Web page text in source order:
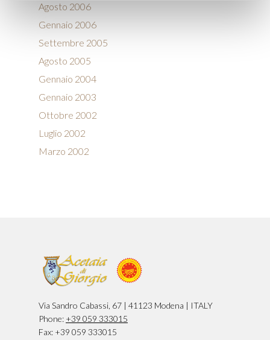
Agosto 2006
Gennaio 2006
Settembre 2005
Agosto 2005
Gennaio 2004
Gennaio 2003
Ottobre 2002
Luglio 2002
Marzo 2002
Via Sandro Cabassi, 67 | 41123 Modena | ITALY
Phone: +39 059 333015
Fax: +39 059 333015